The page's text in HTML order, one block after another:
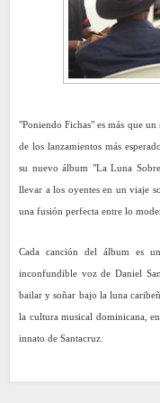
"Poniendo Fichas" es más que
de los lanzamientos más
su nuevo álbum "La Luna
llevar a los oyentes en un viaje
una fusión perfecta entre lo
Cada canción del álbum es
inconfundible voz de Daniel
bailar y soñar bajo la luna
la cultura musical dominicana,
innato de Santacruz.